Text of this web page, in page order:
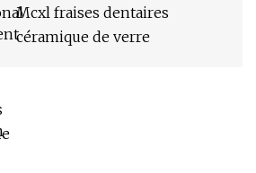
Mcxl fraises dentaires
céramique de verre